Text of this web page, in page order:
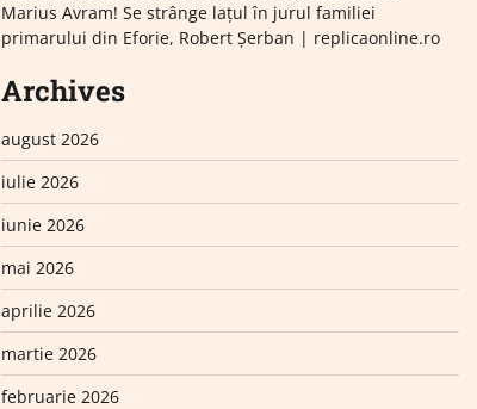
Marius Avram! Se strânge lațul în jurul familiei
primarului din Eforie, Robert Șerban | replicaonline.ro
Archives
august 2026
iulie 2026
iunie 2026
mai 2026
aprilie 2026
martie 2026
februarie 2026